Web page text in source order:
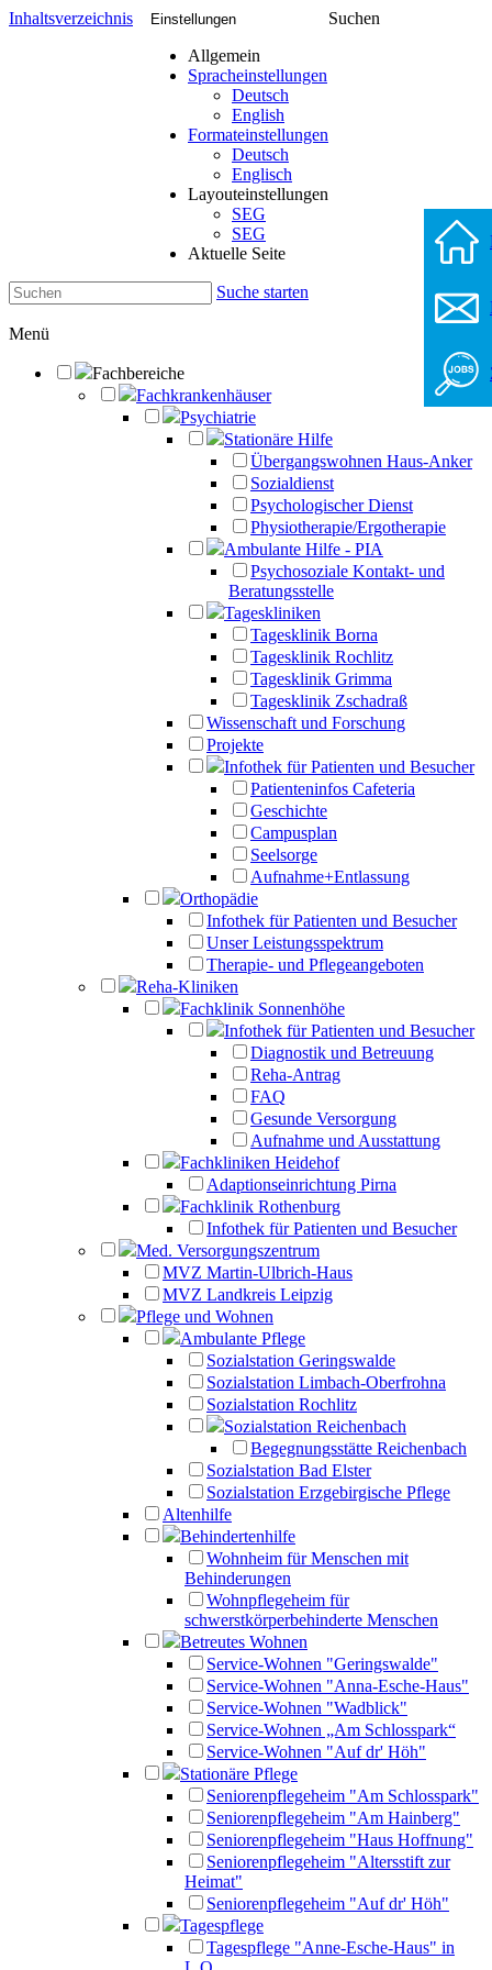
Inhaltsverzeichnis Einstellungen
Allgemein
Spracheinstellungen
Deutsch
English
Formateinstellungen
Deutsch
Englisch
Layouteinstellungen
SEG
SEG
Aktuelle Seite
Suchen
Suche starten
Menü
Fachbereiche
Fachkrankenhäuser
Psychiatrie
Stationäre Hilfe
Übergangswohnen Haus-Anker
Sozialdienst
Psychologischer Dienst
Physiotherapie/Ergotherapie
Ambulante Hilfe - PIA
Psychosoziale Kontakt- und
Beratungsstelle
Tageskliniken
Tagesklinik Borna
Tagesklinik Rochlitz
Tagesklinik Grimma
Tagesklinik Zschadraß
Wissenschaft und Forschung
Projekte
Infothek für Patienten und Besucher
Patienteninfos Cafeteria
Geschichte
Campusplan
Seelsorge
Aufnahme+Entlassung
Orthopädie
Infothek für Patienten und Besucher
Unser Leistungsspektrum
Therapie- und Pflegeangeboten
Reha-Kliniken
Fachklinik Sonnenhöhe
Infothek für Patienten und Besucher
Diagnostik und Betreuung
Reha-Antrag
FAQ
Gesunde Versorgung
Aufnahme und Ausstattung
Fachkliniken Heidehof
Adaptionseinrichtung Pirna
Fachklinik Rothenburg
Infothek für Patienten und Besucher
Med. Versorgungszentrum
MVZ Martin-Ulbrich-Haus
MVZ Landkreis Leipzig
Pflege und Wohnen
Ambulante Pflege
Sozialstation Geringswalde
Sozialstation Limbach-Oberfrohna
Sozialstation Rochlitz
Sozialstation Reichenbach
Begegnungsstätte Reichenbach
Sozialstation Bad Elster
Sozialstation Erzgebirgische Pflege
Altenhilfe
Behindertenhilfe
Wohnheim für Menschen mit
Behinderungen
Wohnpflegeheim für
schwerstkörperbehinderte Menschen
Betreutes Wohnen
Service-Wohnen "Geringswalde"
Service-Wohnen "Anna-Esche-Haus"
Service-Wohnen "Wadblick"
Service-Wohnen „Am Schlosspark“
Service-Wohnen "Auf dr' Höh"
Stationäre Pflege
Seniorenpflegeheim "Am Schlosspark"
Seniorenpflegeheim "Am Hainberg"
Seniorenpflegeheim "Haus Hoffnung"
Seniorenpflegeheim "Altersstift zur
Heimat"
Seniorenpflegeheim "Auf dr' Höh"
Tagespflege
Tagespflege "Anne-Esche-Haus" in